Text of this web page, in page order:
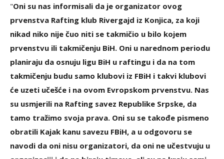
"Oni su nas informisali da je organizator ovog
prvenstva Rafting klub Rivergajd iz Konjica, za koji
nikad niko nije čuo niti se takmičio u bilo kojem
prvenstvu ili takmičenju BiH. Oni u narednom periodu
planiraju da osnuju ligu BiH u raftingu i da na tom
takmičenju budu samo klubovi iz FBiH i takvi klubovi
će uzeti učešće i na ovom Evropskom prvenstvu. Nas
su usmjerili na Rafting savez Republike Srpske, da
tamo tražimo svoja prava. Oni su se takođe pismeno
obratili Kajak kanu savezu FBiH, a u odgovoru se
navodi da oni nisu organizatori, da oni ne učestvuju u